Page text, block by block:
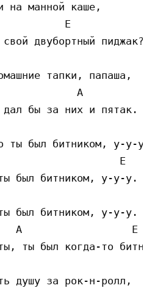
на манной каше,
E
двубортный пиджак?
тапки, папаша,
A
дал бы за них и пятак.
E
A                  E
душу за рок-н-ролл,